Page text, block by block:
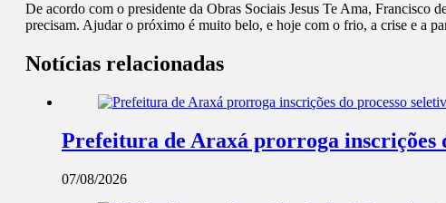
De acordo com o presidente da Obras Sociais Jesus Te Ama, Francisco
precisam. Ajudar o próximo é muito belo, e hoje com o frio, a crise e a
Notícias relacionadas
Prefeitura de Araxá prorroga inscrições
07/08/2026